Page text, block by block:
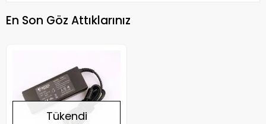
En Son Göz Attıklarınız
Tükendi